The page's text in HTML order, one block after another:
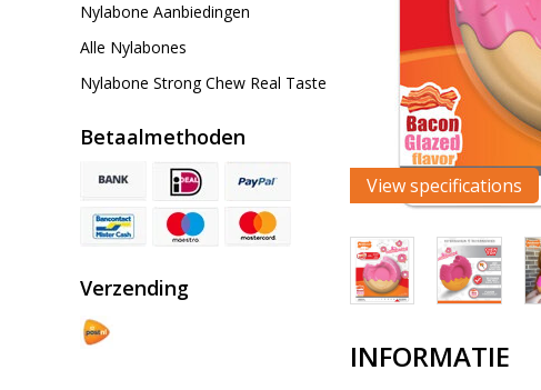
Nylabone Aanbiedingen
Alle Nylabones
Nylabone Strong Chew Real Taste
Betaalmethoden
Verzending
View specifications
INFORMATIE